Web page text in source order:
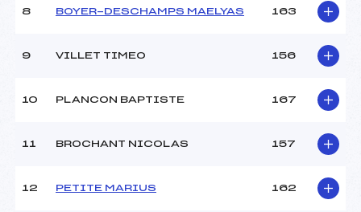
8 BOYER-DESCHAMPS MAELYAS 163
9 VILLET TIMEO 156
10 PLANCON BAPTISTE 167
11 BROCHANT NICOLAS 157
12 PETITE MARIUS 162